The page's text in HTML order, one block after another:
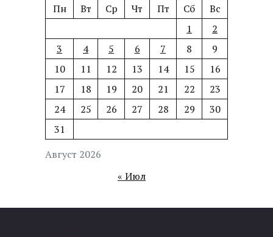
Август 2026
Пн Вт Ср Чт Пт Сб
Вс
1
2
3
4 5 6 7 8
9
10
11 12 13 14 15
16
17
18 19 20 21 22
23
24
25 26 27 28 29
30
31
« Июл